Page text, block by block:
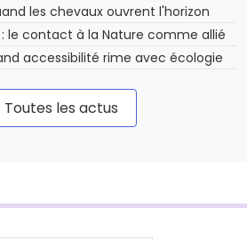
les chevaux ouvrent l'horizon
le contact à la Nature comme allié
accessibilité rime avec écologie
Toutes les actus